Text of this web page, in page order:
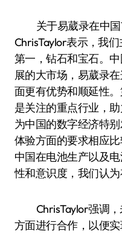
关于易葳录在中
ChrisTaylor表示，我们
第一，钻石和宝石。
展的大市场，易葳录
面更有优势和顺延性
是关注的重点行业，
为中国的数字经济特
体验方面的要求相应比
中国在电池生产以及
性和意识度，我们认为
ChrisTaylor强调
方面进行合作，以便